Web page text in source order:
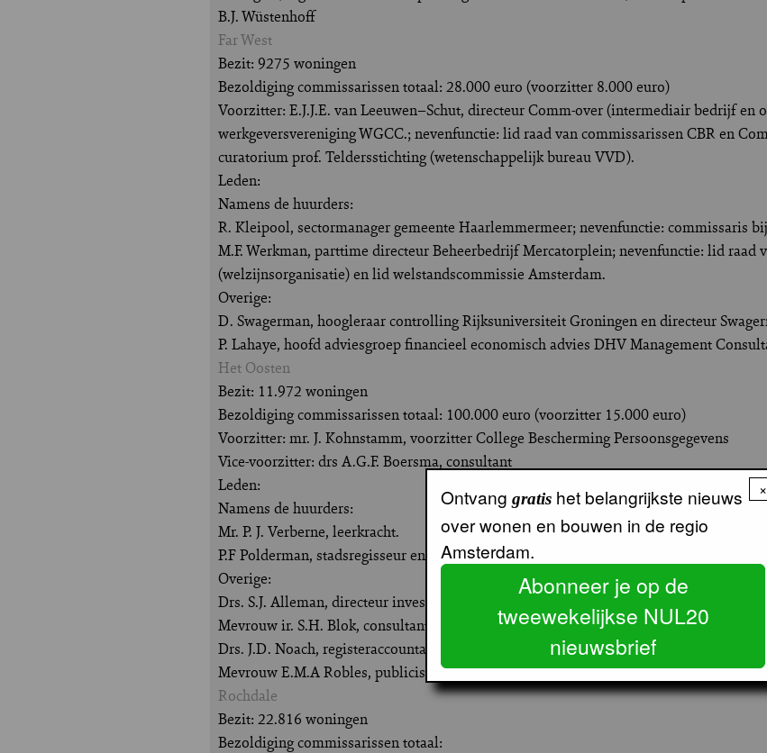
B.J. Wüstenhoff
Far West
Bezit: 9275 woningen
Bezoldiging commissarissen totaal: 28.000 euro (voorzitter 8.000 euro)
Voorzitter: E.J.J.E. van Leeuwen–Schut, directeur Comm-over (intermediair bedrijf en
werkgeversvereniging WGCC.; nevenfunctie: lid raad van commissarissen CBR en
curatorium prof. Teldersstichting (wetenschappelijk bureau VVD).
Leden:
Namens de huurders:
R. Kleipool, sectormanager gemeente Haarlemmermeer; nevenfunctie: commissaris
M.F. Werkman, parttime directeur Beheerbedrijf Mercatorplein; nevenfunctie: lid raad
(welzijnsorganisatie) en lid welstandscommissie Amsterdam.
Overige:
D. Swagerman, hoogleraar controlling Rijksuniversiteit Groningen en directeur
P. Lahaye, hoofd adviesgroep financieel economisch advies DHV Management
Het Oosten
Bezit: 11.972 woningen
Bezoldiging commissarissen totaal: 100.000 euro (voorzitter 15.000 euro)
Voorzitter: mr. J. Kohnstamm, voorzitter College Bescherming Persoonsgegevens
Vice-voorzitter: drs A.G.F. Boersma, consultant
Leden:
Namens de huurders:
Mr. P. J. Verberne, leerkracht.
P.F Polderman, stadsregisseur en oud-stadsdeelwethouder ZuiderAmstel.
Overige:
Drs. S.J. Alleman, directeur investeringsmaatschappij Astor Participaties.
Mevrouw ir. S.H. Blok, consultant
Drs. J.D. Noach, registeraccountant/ partner Mazars.
Mevrouw E.M.A Robles, publiciste
Rochdale
Bezit: 22.816 woningen
Bezoldiging commissarissen totaal:
×
Ontvang gratis het belangrijkste nieuws
over wonen en bouwen in de regio
Amsterdam.
Abonneer je op de
tweewekelijkse NUL20
nieuwsbrief